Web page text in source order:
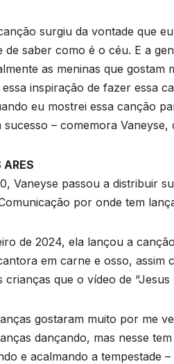
surgiu da vontade que
de saber como é o céu. E a
as meninas que gostam
essa inspiração de fazer essa
eu mostrei essa canção
sucesso – comemora
ARES
Vaneyse passou a distribuir
por onde tem
de 2024, ela lançou a
em carne e osso, assim
crianças que o vídeo de
gostaram muito por me
dançando, mas nesse
e acalmando a tempestade –